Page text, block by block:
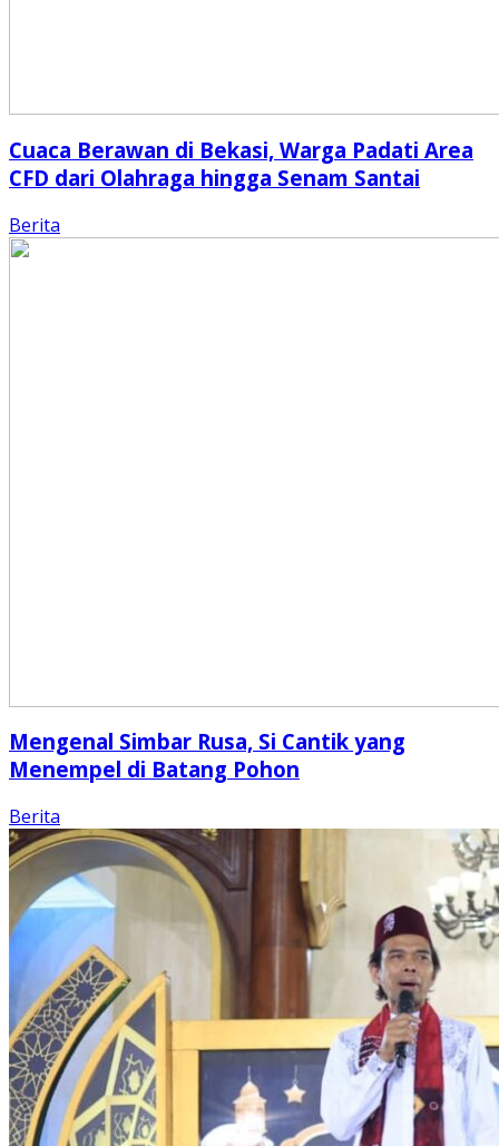
Cuaca Berawan di Bekasi, Warga Padati Area
CFD dari Olahraga hingga Senam Santai
Berita
Mengenal Simbar Rusa, Si Cantik yang
Menempel di Batang Pohon
Berita